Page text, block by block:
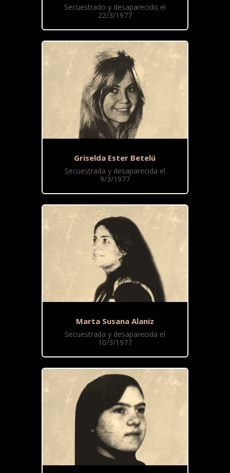
Secuestrado y desaparecido el
22/3/1977
Griselda Ester Betelú
Secuestrada y desaparecida el
9/3/1977
Marta Susana Alaniz
Secuestrada y desaparecida el
10/3/1977